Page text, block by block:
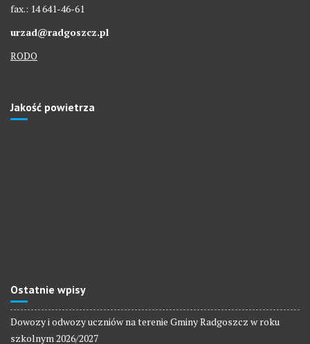
fax.: 14 641-46-61
urzad@radgoszcz.pl
RODO
Jakość powietrza
Ostatnie wpisy
Dowozy i odwozy uczniów na terenie Gminy Radgoszcz w roku
szkolnym 2026/2027